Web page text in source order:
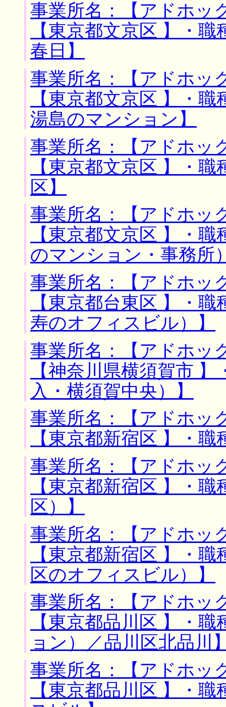
事業所名：【アドホ
【東京都文京区 】・
春日】
事業所名：【アドホ
【東京都文京区 】・
湯島のマンション】
事業所名：【アドホ
【東京都文京区 】・
区】
事業所名：【アドホ
【東京都文京区 】・
のマンション・事務所
事業所名：【アドホ
【東京都台東区 】・
寿のオフィスビル）】
事業所名：【アドホ
【神奈川県横須賀市
入・横須賀中央）】
事業所名：【アドホ
【東京都新宿区 】・
事業所名：【アドホ
【東京都新宿区 】・
区）】
事業所名：【アドホ
【東京都新宿区 】・
区のオフィスビル）】
事業所名：【アドホ
【東京都品川区 】・
ョン）／品川区北品川
事業所名：【アドホ
【東京都品川区 】・